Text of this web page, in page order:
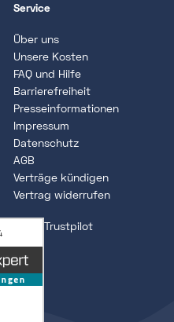
Service
Über uns
Unsere Kosten
FAQ und Hilfe
Barrierefreiheit
Presseinformationen
Impressum
Datenschutz
AGB
Verträge kündigen
Vertrag widerrufen
Trustpilot